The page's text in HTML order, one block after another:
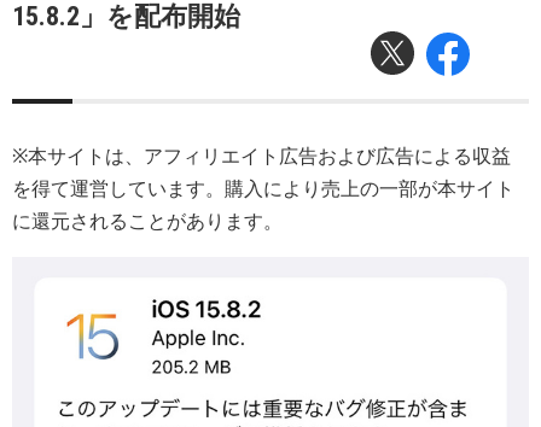
15.8.2」を配布開始
※本サイトは、アフィリエイト広告および広告による収益
を得て運営しています。購入により売上の一部が本サイト
に還元されることがあります。